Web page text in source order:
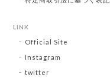
LINK
Official Site
Instagram
twitter